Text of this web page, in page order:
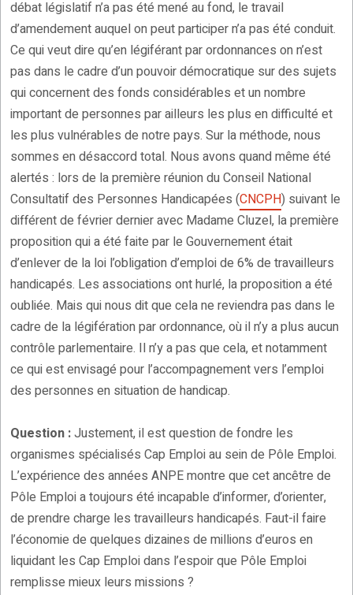
débat législatif n’a pas été mené au fond, le travail
d’amendement auquel on peut participer n’a pas été conduit.
Ce qui veut dire qu’en légiférant par ordonnances on n’est
pas dans le cadre d’un pouvoir démocratique sur des sujets
qui concernent des fonds considérables et un nombre
important de personnes par ailleurs les plus en difficulté et
les plus vulnérables de notre pays. Sur la méthode, nous
sommes en désaccord total. Nous avons quand même été
alertés : lors de la première réunion du Conseil National
Consultatif des Personnes Handicapées (CNCPH) suivant le
différent de février dernier avec Madame Cluzel, la première
proposition qui a été faite par le Gouvernement était
d’enlever de la loi l’obligation d’emploi de 6% de travailleurs
handicapés. Les associations ont hurlé, la proposition a été
oubliée. Mais qui nous dit que cela ne reviendra pas dans le
cadre de la légifération par ordonnance, où il n’y a plus aucun
contrôle parlementaire. Il n’y a pas que cela, et notamment
ce qui est envisagé pour l’accompagnement vers l’emploi
des personnes en situation de handicap.
Question :Justement, il est question de fondre les
organismes spécialisés Cap Emploi au sein de Pôle Emploi.
L’expérience des années ANPE montre que cet ancêtre de
Pôle Emploi a toujours été incapable d’informer, d’orienter,
de prendre charge les travailleurs handicapés. Faut-il faire
l’économie de quelques dizaines de millions d’euros en
liquidant les Cap Emploi dans l’espoir que Pôle Emploi
remplisse mieux leurs missions ?